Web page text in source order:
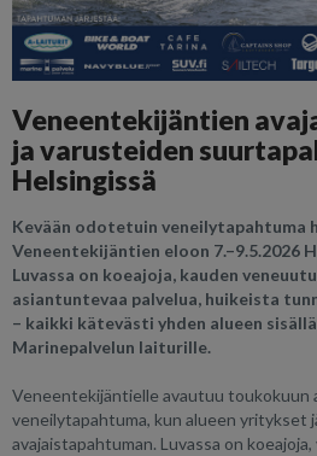
Veneentekijäntien
ja varusteiden
Helsingissä
Kevään odotetuin veneilytapahtuma
Veneentekijäntien eloon 7.–9.5.2026
Luvassa on koeajoja, kauden
asiantuntevaa palvelua, huikeista
– kaikki kätevästi yhden alueen
Marinepalvelun laiturille.
Veneentekijäntielle avautuu toukokuun
veneilytapahtuma, kun alueen yritykset
avajaistapahtuman. Luvassa on